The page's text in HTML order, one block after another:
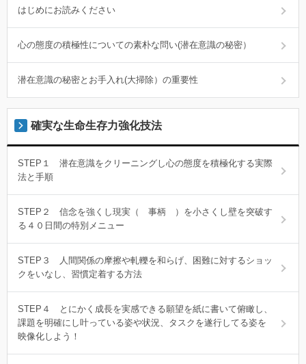
はじめにお読みください
心の態度の積極性についての素朴な問い(潜在意識の秘密）
潜在意識の秘密とお手入れ(大掃除）の重要性
確実な生命生存力強化技法
STEP１ 潜在意識をクリーニングし心の態度を積極化する実際
法と手順
STEP２ 信念を強くし現実（ 事柄 ）を小さくし壁を突破す
る４０日間の特別メニュー
STEP３ 人間関係の摩擦や軋轢を和らげ、困難に対するショッ
クをいなし、習慣定着する方法
STEP４ とにかく成長を実感できる願望を紙に書いて俯瞰し、
課題を明確にし叶っている姿や状況、タスクを遂行してる姿を
映像化しよう！